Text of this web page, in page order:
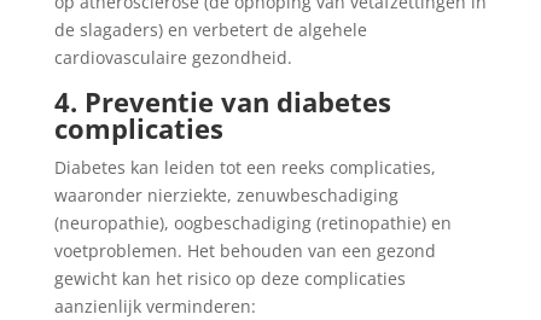
de slagaders) en verbetert de algehele
cardiovasculaire gezondheid.
4. Preventie van diabetes
complicaties
Diabetes kan leiden tot een reeks complicaties,
waaronder nierziekte, zenuwbeschadiging
(neuropathie), oogbeschadiging (retinopathie) en
voetproblemen. Het behouden van een gezond
gewicht kan het risico op deze complicaties
aanzienlijk verminderen: